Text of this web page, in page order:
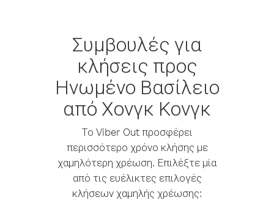
Συμβουλές για
κλήσεις προς
Ηνωμένο Βασίλειο
από Χονγκ Κονγκ
Το Viber Out προσφέρει
περισσότερο χρόνο κλήσης με
χαμηλότερη χρέωση. Επιλέξτε μία
από τις ευέλικτες επιλογές
κλήσεων χαμηλής χρέωσης: